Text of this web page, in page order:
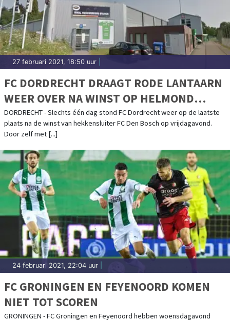
27 februari 2021, 18:50 uur
FC DORDRECHT DRAAGT RODE LANTAARN
WEER OVER NA WINST OP HELMOND
SPORT
DORDRECHT - Slechts één dag stond FC Dordrecht weer op de laatste
plaats na de winst van hekkensluiter FC Den Bosch op vrijdagavond.
Door zelf met [...]
24 februari 2021, 22:04 uur
FC GRONINGEN EN FEYENOORD KOMEN
NIET TOT SCOREN
GRONINGEN - FC Groningen en Feyenoord hebben woensdagavond